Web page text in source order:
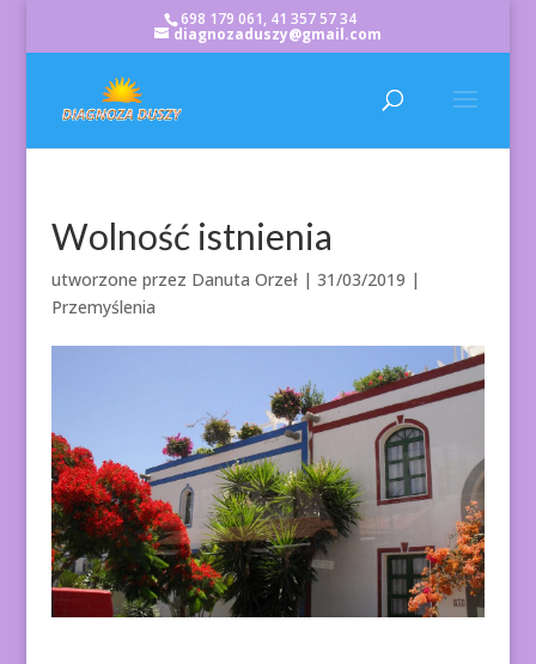
698 179 061, 41 357 57 34
diagnozaduszy@gmail.com
Wolność istnienia
utworzone przez Danuta Orzeł| 31/03/2019 |
Przemyślenia